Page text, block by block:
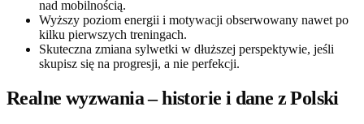
nad mobilnością.
Wyższy poziom energii i motywacji obserwowany nawet po
kilku pierwszych treningach.
Skuteczna zmiana sylwetki w dłuższej perspektywie, jeśli
skupisz się na progresji, a nie perfekcji.
Realne wyzwania – historie i dane z Polski